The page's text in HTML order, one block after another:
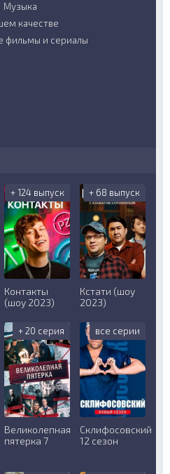
Музыка
качестве
фильмы и сериалы
+ 124 выпуск
Контакты
(шоу 2023)
+ 68 выпуск
Кстати (шоу
2023)
+ 20 серия
Великолепная
пятерка 7
все серии
Склифосовский
12 сезон